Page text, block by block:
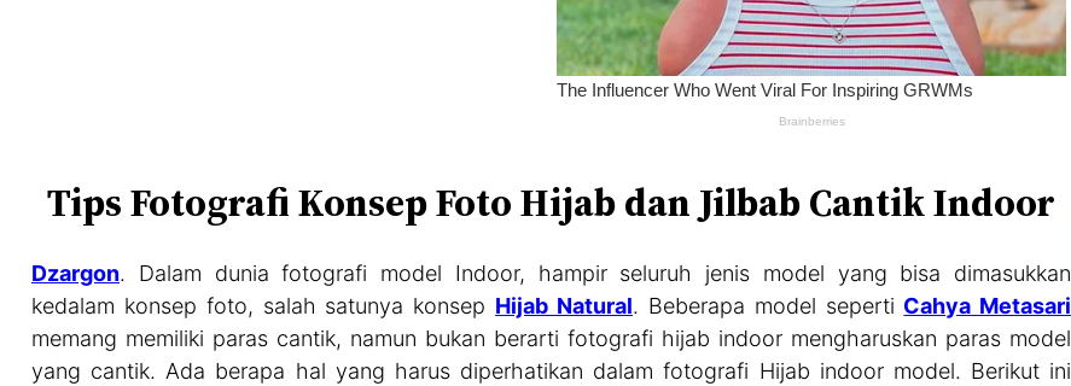
Tips Fotografi Konsep Foto Hijab dan Jilbab Cantik Indoor
Dzargon. Dalam dunia fotografi model Indoor, hampir seluruh jenis model yang bisa dimasukkan
kedalam konsep foto, salah satunya konsep Hijab Natural. Beberapa model seperti Cahya Metasari
memang memiliki paras cantik, namun bukan berarti fotografi hijab indoor mengharuskan paras model
yang cantik. Ada berapa hal yang harus diperhatikan dalam fotografi Hijab indoor model. Berikut ini